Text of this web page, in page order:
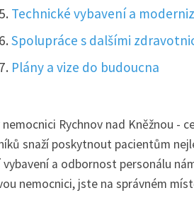
Technické vybavení a
Spolupráce s dalšími
Plány a vize do budoucna
Rychnov nad Kněžnou -
snaží poskytnout pacientům
a odbornost personálu
nemocnici, jste na správném